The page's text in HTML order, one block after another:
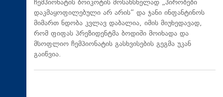
ჩემპიონატის ბოიკოტის მოსახსნელად „პირობები
დაკმაყოფილებული არ არის“ და ჯანი ინფანტინოს
მიმართ ნდობა კვლავ დაბალია, იმის მიუხედავად,
რომ ფიფას პრეზიდენტმა ბოდიში მოიხადა და
მსოფლიო ჩემპიონატის გასხვისების გეგმა უკან
გაიწვია.